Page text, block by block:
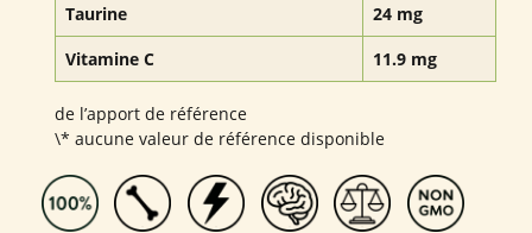
Taurine
24 mg
Vitamine C
11.9 mg
de l’apport de référence
\* aucune valeur de référence disponible